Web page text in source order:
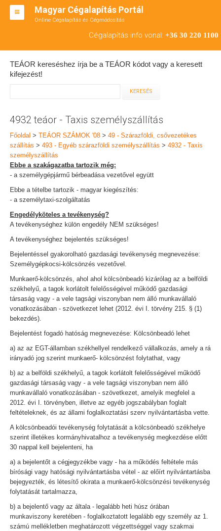
Magyar Cégalapítás Portál
Online Cégalapítás és Cégmódosítás
Cégalapítás info vonal: +36 30 220 1100
BT ALAPÍTÁS
RT ALAPÍTÁS
TEÁOR SZÁMOK '08
ENGEDÉLYKÖTELES
KAPCSOLAT
IRODÁK
TEÁOR kereséshez írja be a TEÁOR kódot vagy a keresett
kifejezést!
4932 teáor - Taxis személyszállítás
Főoldal > TEÁOR SZÁMOK '08 > 49 - Szárazföldi, csővezetékes
szállítás > 493 - Egyéb szárazföldi személyszállítás > 4932 - Taxis
személyszállítás
Ebbe a szakágazatba tartozik még:
- a személygépjármű bérbeadása vezetővel együtt
Ebbe a tételbe tartozik - magyar kiegészítés:
- a személytaxi-szolgáltatás
Engedélyköteles a tevékenység?
A tevékenységhez külön engedély NEM szükséges!
A tevékenységhez bejelentés szükséges!
Bejelentéssel gyakorolható gazdasági tevékenység megnevezése:
Személygépkocsi-kölcsönzés vezetővel.
Munkaerő-kölcsönzés, ahol ahol kölcsönbeadó kizárólag az a belföldi
székhelyű, a tagok korlátolt felelősségével működő gazdasági
társaság vagy - a vele tagsági viszonyban nem álló munkavállaló
vonatkozásában - szövetkezet lehet (2012. évi I. törvény 215. § (1)
bekezdés).
Bejelentést fogadó hatóság megnevezése: Kölcsönbeadó lehet
a) az az EGT-államban székhellyel rendelkező vállalkozás, amely a rá
irányadó jog szerint munkaerő- kölcsönzést folytathat, vagy
b) az a belföldi székhelyű, a tagok korlátolt felelősségével működő
gazdasági társaság vagy - a vele tagsági viszonyban nem álló
munkavállaló vonatkozásában - szövetkezet, amelyik megfelel a
2012. évi I. törvényben, illetve az egyéb jogszabályban foglalt
feltételeknek, és az állami foglalkoztatási szerv nyilvántartásba vette.
A kölcsönbeadói tevékenység folytatását a kölcsönbeadó székhelye
szerint illetékes kormányhivatalhoz a tevékenység megkezdése előtt
30 nappal kell bejelenteni, ha
a) a bejelentőt a cégjegyzékbe vagy - ha a működés feltétele más
bírósági vagy hatósági nyilvántartásba vétel - az előírt nyilvántartásba
bejegyezték, és létesítő okirata a munkaerő-kölcsönzési tevékenység
folytatását tartalmazza,
b) a bejelentő vagy az általa - legalább heti húsz órában
munkaviszony keretében - foglalkoztatott legalább egy személy az 1.
számú mellékletben meghatározott végzettséggel vagy szakmai